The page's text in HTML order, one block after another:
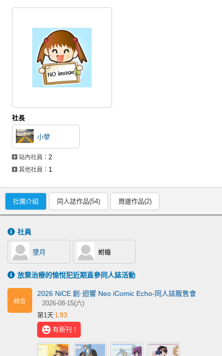
會員功能選單
會員中心
註冊會員
登入
社長
小孽
站內社員：2
其他社員： 1
社團介紹 同人誌作品(54) 周邊作品(2)
社員
墜月 蚹蝂
放棄治療的愉悅犯近期直參同人誌活動
綜合
2026 NiCE 創·迴響 Neo iComic Echo-同人誌販售會
2026-08-15(六)
第1天 L93
有新刊！